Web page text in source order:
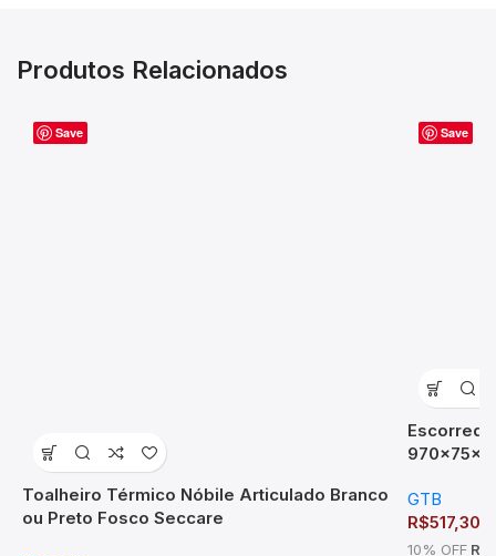
Produtos Relacionados
Save
Toalheiro Térmico Nóbile Articulado Branco
ou Preto Fosco Seccare
Save
GTB
R$517,30
10% OFF R$